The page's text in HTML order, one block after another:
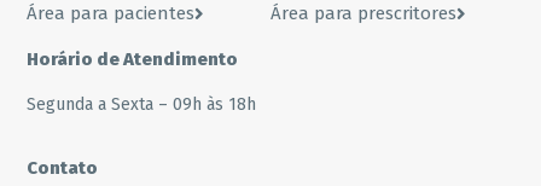
Área para pacientes Área para prescritores
Horário de Atendimento
Segunda a Sexta – 09h às 18h
Contato